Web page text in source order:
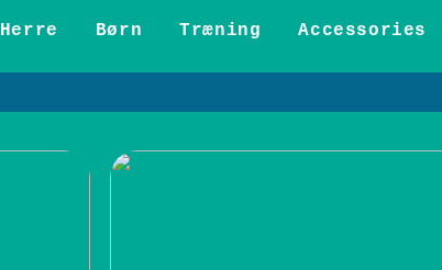
Herre Børn Træning Accessories